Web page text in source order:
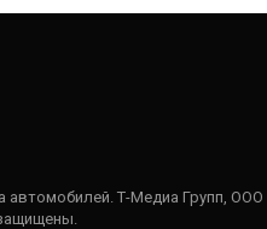
автомобилей. Т-Медиа Групп, ООО